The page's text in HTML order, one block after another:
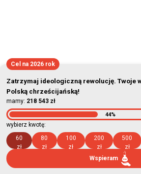
Cel na 2026 rok
Zatrzymaj ideologiczną rewolucję. Twoje
Polską chrześcijańską!
mamy: 218 543 zł
44%
wybierz kwotę:
60
zł
80
zł
100
zł
200
zł
500
zł
Wspieram